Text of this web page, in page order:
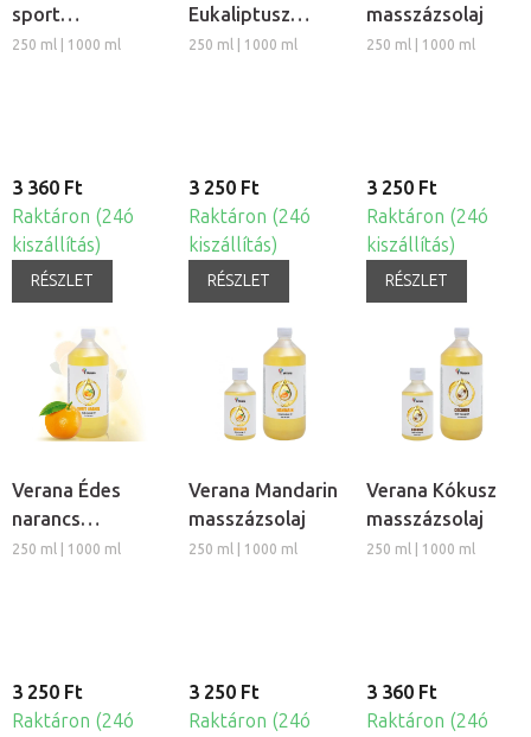
sport
masszázsolaj
250 ml | 1000 ml
3 360 Ft
Raktáron (24ó
kiszállítás)
RÉSZLET
Eukaliptusz
masszázsolaj
250 ml | 1000 ml
3 250 Ft
Raktáron (24ó
kiszállítás)
RÉSZLET
masszázsolaj
250 ml | 1000 ml
3 250 Ft
Raktáron (24ó
kiszállítás)
RÉSZLET
Verana Édes
narancs
masszázsolaj
250 ml | 1000 ml
3 250 Ft
Raktáron (24ó
Verana Mandarin
masszázsolaj
250 ml | 1000 ml
3 250 Ft
Raktáron (24ó
Verana Kókusz
masszázsolaj
250 ml | 1000 ml
3 360 Ft
Raktáron (24ó